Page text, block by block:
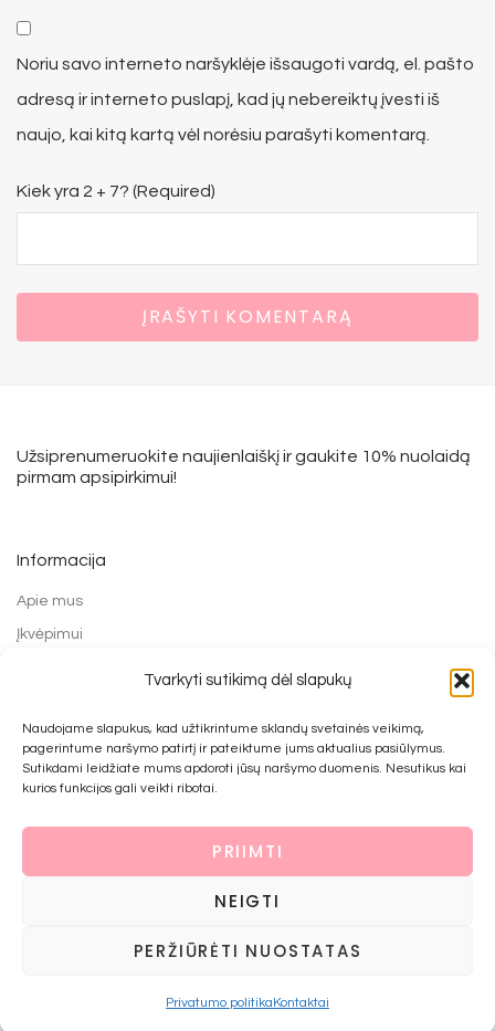
Tvarkyti sutikimą dėl slapukų
Naudojame slapukus, kad užtikrintume sklandų svetainės veikimą,
pagerintume naršymo patirtį ir pateiktume jums aktualius pasiūlymus.
Sutikdami leidžiate mums apdoroti jūsų naršymo duomenis. Nesutikus kai
kurios funkcijos gali veikti ribotai.
PRIIMTI
NEIGTI
PERŽIŪRĖTI NUOSTATAS
Privatumo politikaKontaktai
Noriu savo interneto naršyklėje išsaugoti vardą, el. pašto
adresą ir interneto puslapį, kad jų nebereiktų įvesti iš
naujo, kai kitą kartą vėl norėsiu parašyti komentarą.
Kiek yra 2 + 7? (Required)
Užsiprenumeruokite naujienlaiškį ir gaukite 10% nuolaidą
pirmam apsipirkimui!
Informacija
Apie mus
Įkvėpimui
Prekių pirkimo ir grąžinimo taisyklės
Privatumo politika
© 2022 UAB Bijūnai prie namo